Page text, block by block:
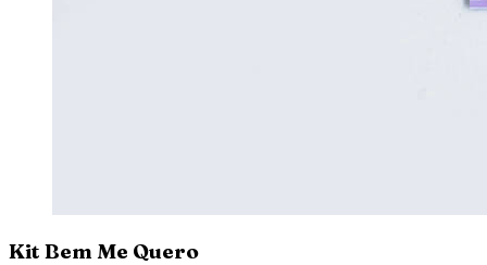
Kit Bem Me Quero